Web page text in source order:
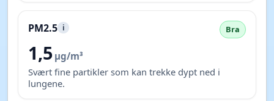
PM2.5 i Bra
1,5 µg/m³
Svært fine partikler som kan trekke dypt ned i
lungene.